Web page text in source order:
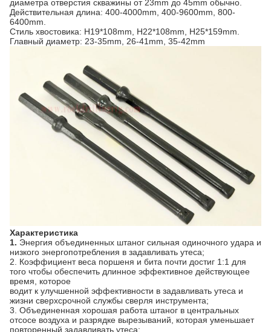
диаметра отверстия скважины от 23mm до 45mm обычно.
Действительная длина: 400-4000mm, 400-9600mm, 800-
6400mm.
Стиль хвостовика: H19*108mm, H22*108mm, H25*159mm.
Главный диаметр: 23-35mm, 26-41mm, 35-42mm
Характеристика
1. Энергия объединенных штаног сильная одиночного удара и
низкого энергопотребления в задавливать утеса;
2. Коэффициент веса поршеня и бита почти достиг 1:1 для
того чтобы обеспечить длинное эффективное действующее
время, которое
водит к улучшенной эффективности в задавливать утеса и
жизни сверхсрочной службы сверля инструмента;
3. Объединенная хорошая работа штаног в центральных
отсосе воздуха и разрядке вырезываний, которая уменьшает
повторенный задавливать утеса;